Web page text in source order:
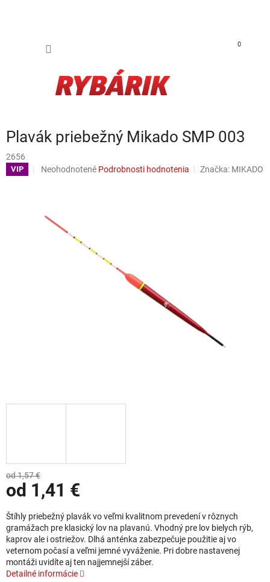
0
Plavák priebežný Mikado SMP 003
2656
VIP Priemerné hodnotenie produktu je 0,0 z 5 hviezdičiek.
Neohodnotené Podrobnosti hodnotenia Značka: MIKADO
od 1,57 €
od 1,41 €
Jednotková cena:
Štíhly priebežný plavák vo veľmi kvalitnom prevedení v rôznych
gramážach pre klasický lov na plavanú. Vhodný pre lov bielych rýb,
kaprov ale i ostriežov. Dlhá anténka zabezpečuje použitie aj vo
veternom počasí a veľmi jemné vyváženie. Pri dobre nastavenej
montáži uvidíte aj ten najjemnejší záber.
Detailné informácie